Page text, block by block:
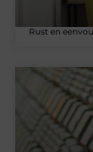
Rust en